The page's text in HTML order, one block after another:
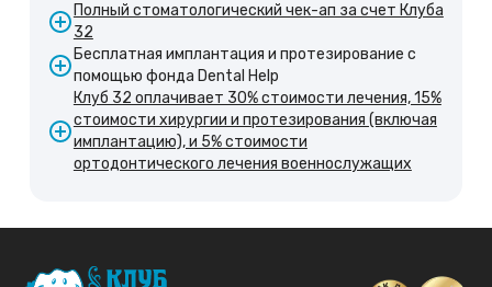
Полный стоматологический чек-ап за счет Клуба
32
Бесплатная имплантация и протезирование с
помощью фонда Dental Help
Клуб 32 оплачивает 30% стоимости лечения, 15%
стоимости хирургии и протезирования (включая
имплантацию), и 5% стоимости
ортодонтического лечения военнослужащих